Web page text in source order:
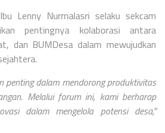
Lenny Nurmalasri selaku sekcam
pentingnya kolaborasi antara
dan BUMDesa dalam mewujudkan
penting dalam mendorong produktivitas
Melalui forum ini, kami berharap
dalam mengelola potensi desa,”